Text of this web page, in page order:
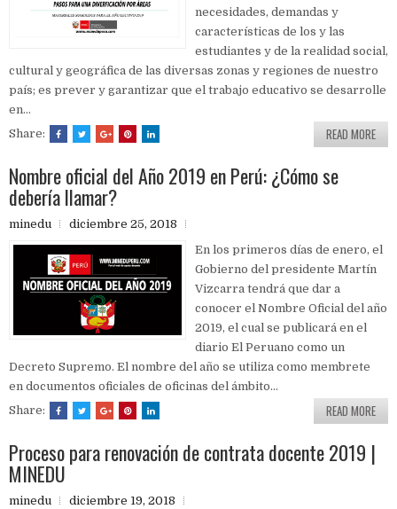
necesidades, demandas y
características de los y las
estudiantes y de la realidad social,
cultural y geográfica de las diversas zonas y regiones de nuestro
país; es prever y garantizar que el trabajo educativo se desarrolle
en...
Share:
READ MORE
Nombre oficial del Año 2019 en Perú: ¿Cómo se
debería llamar?
minedu
diciembre 25, 2018
En los primeros días de enero, el
Gobierno del presidente Martín
Vizcarra tendrá que dar a
conocer el Nombre Oficial del año
2019, el cual se publicará en el
diario El Peruano como un
Decreto Supremo. El nombre del año se utiliza como membrete
en documentos oficiales de oficinas del ámbito...
Share:
READ MORE
Proceso para renovación de contrata docente 2019 |
MINEDU
minedu diciembre 19, 2018